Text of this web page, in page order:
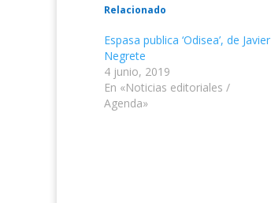
Relacionado
Espasa publica ‘Odisea’, de Javier
Negrete
4 junio, 2019
En «Noticias editoriales /
Agenda»